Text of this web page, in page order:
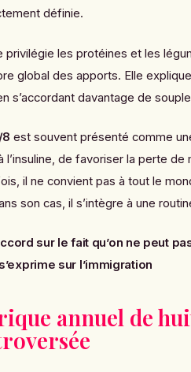
définie.
privilégie les protéines et les
global des apports. Elle
s’accordant davantage de
8 est souvent présenté comme
l’insuline, de favoriser la perte
il ne convient pas à tout le
son cas, il s’intègre à une
sur le fait qu’on ne peut
sur l’immigration
annuel de